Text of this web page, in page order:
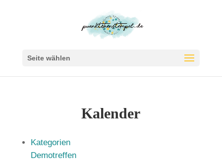
Seite wählen
Kalender
Kategorien
Demotreffen